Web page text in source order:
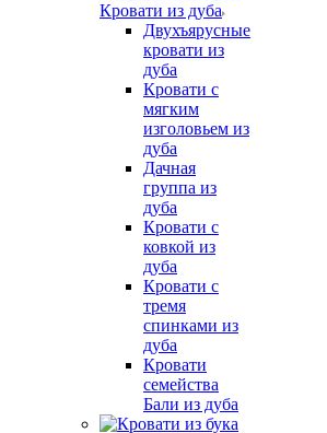
Кровати из дуба
Двухъярусные
кровати из
дуба
Кровати с
мягким
изголовьем из
дуба
Дачная
группа из
дуба
Кровати с
ковкой из
дуба
Кровати с
тремя
спинками из
дуба
Кровати
семейства
Бали из дуба